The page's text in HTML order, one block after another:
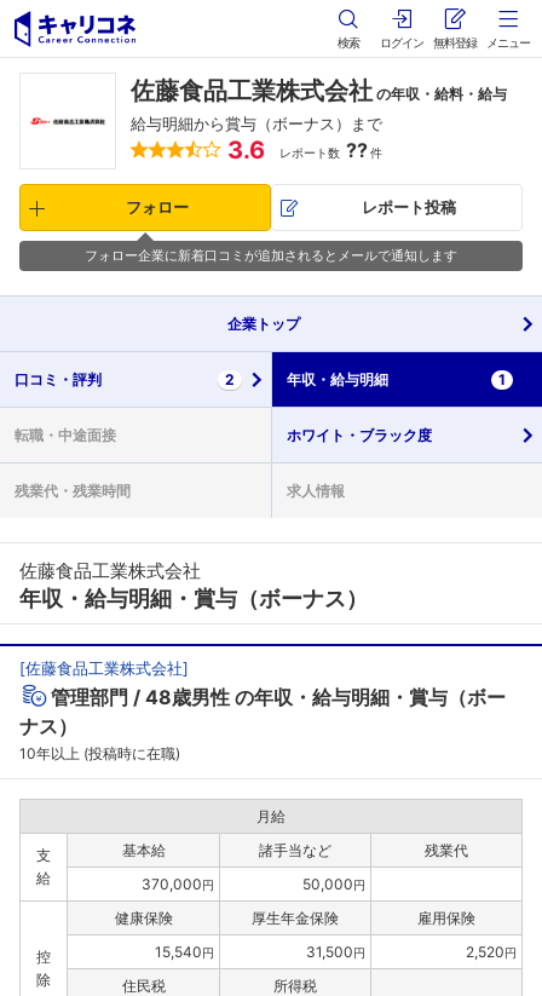
検索 ログイン 無料登録 メニュー
佐藤食品工業株式会社 の年収・給料・給与
給与明細から賞与（ボーナス）まで
3.6 レポート数 ??件
フォロー レポート投稿
フォロー企業に新着口コミが追加されるとメールで通知します
企業 トップ
口コミ・ 評判 2 年収・ 給与明細 1
転職・ 中途面接 ホワイト・ ブラック度
残業代・ 残業時間 求人情報
佐藤食品工業株式会社
年収・給与明細・賞与（ボーナス）
[佐藤食品工業株式会社]
管理部門 48歳男性 の年収・給与明細・賞与（ボー
ナス）
10年以上 (投稿時に在職)
月給
支
給
基本給 諸手当など
残業代
370,000円 50,000円
控
除
健康保険 厚生年金保険
雇用保険
15,540円 31,500円 2,520円
住民税
所得税